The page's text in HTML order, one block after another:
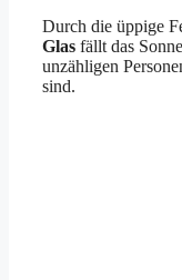
Durch die üppige
Glas fällt das
unzähligen
sind.